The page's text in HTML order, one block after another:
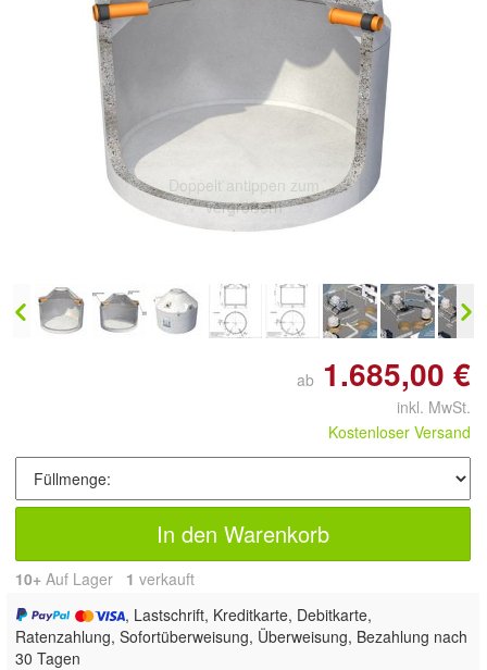
Doppelt antippen zum
vergrößern
ab 1.685,00 €
inkl. MwSt.
Kostenloser Versand
In den Warenkorb
10+ Auf Lager 1 verkauft
, Lastschrift, Kreditkarte, Debitkarte,
Ratenzahlung, Sofortüberweisung, Überweisung, Bezahlung nach
30 Tagen